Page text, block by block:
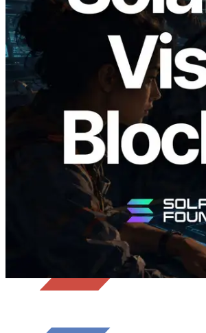
2026.05.24
Validators Solutions เปิดตัว
Analyzer — แสดงเวลาการ
ระดับ slot และบาลิเดเตอร์